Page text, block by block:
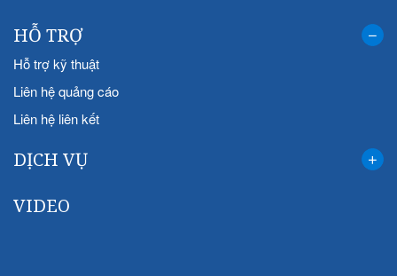
HỖ TRỢ
Hỗ trợ kỹ thuật
Liên hệ quảng cáo
Liên hệ liên kết
DỊCH VỤ
VIDEO